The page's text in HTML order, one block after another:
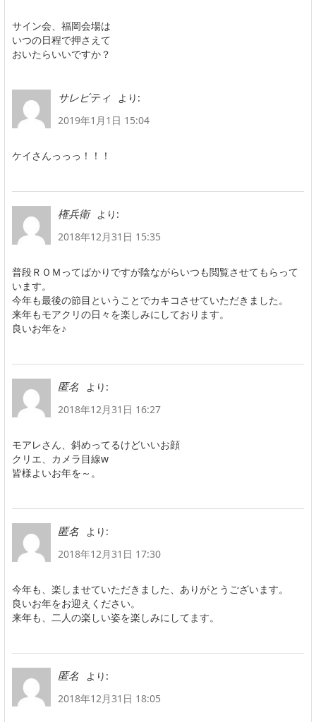
サイン会、福岡会場は
いつの日程で押さえて
おいたらいいですか？
サレビティ
より:
2019年1月1日 15:04
ケイさんっっっ！！！
権兵衛
より:
2018年12月31日 15:35
普段ＲＯＭってばかりですが陰ながらいつも閲覧させてもらって
います。
今年も最後の節目ということでカキコさせていただきました。
来年もモアクリの日々を楽しみにしております。
良いお年を♪
匿名
より:
2018年12月31日 16:27
モアレさん、斜めってるけどいいお顔
クリエ、カメラ目線w
皆様よいお年を～。
匿名
より:
2018年12月31日 17:30
今年も、楽しませていただきました、ありがとうございます。
良いお年をお迎えください。
来年も、二人の楽しい姿を楽しみにしてます。
匿名
より:
2018年12月31日 18:05